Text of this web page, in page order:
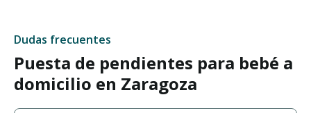
Dudas frecuentes
Puesta de pendientes para bebé a
domicilio en Zaragoza